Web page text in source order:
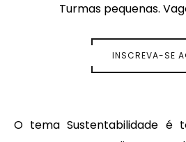
Turmas pequenas.
INSCREVA-SE
O tema Sustentabilidade é